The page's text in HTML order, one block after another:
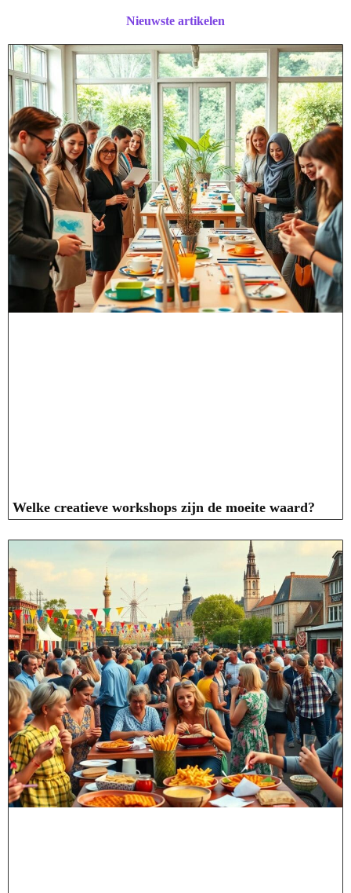
Nieuwste artikelen
Welke creatieve workshops zijn de moeite waard?